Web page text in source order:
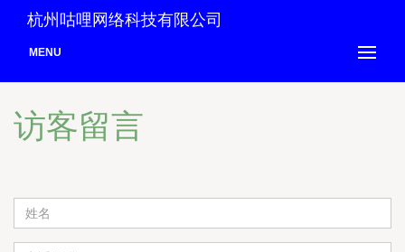
杭州咕哩网络科技有限公司
MENU
访客留言